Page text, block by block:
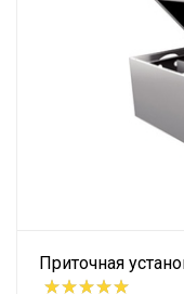
Приточная